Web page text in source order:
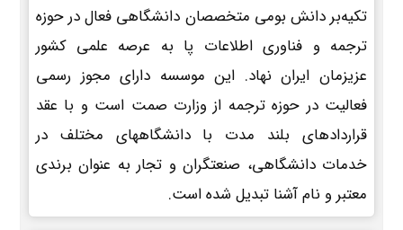
تکیه‌بر دانش بومی متخصصان دانشگاهی فعال در حوزه
ترجمه و فناوری اطلاعات پا به عرصه علمی کشور
عزیزمان ایران نهاد. این موسسه دارای مجوز رسمی
فعالیت در حوزه ترجمه از وزارت صمت است و با عقد
قراردادهای بلند مدت با دانشگاههای مختلف در
خدمات دانشگاهی، صنعتگران و تجار به عنوان برندی
معتبر و نام آشنا تبدیل شده است.